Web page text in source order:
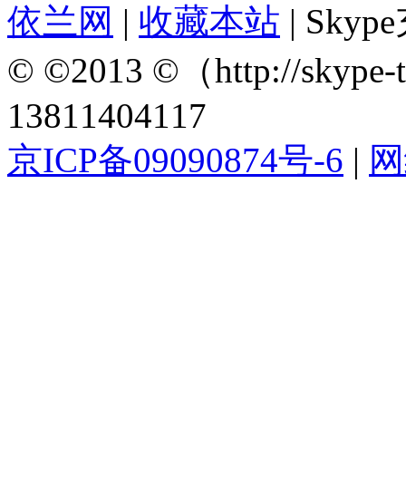
依兰网 | 收藏本站 |
© ©2013 ©（http://skype-
13811404117
京ICP备09090874号-6 |